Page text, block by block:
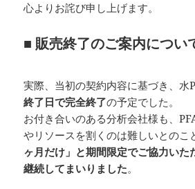
心よりお詫び申し上げます。
■ 販売終了のご案内につい
実際、当初の契約内容に基づき、水
終了日で完全終了の予定でした。
お付き合いのある分析会社様も、
やリソースを割くのは難しいとのこ
ヶ月だけ」と期間限定でご協力いた
継続してまいりました。